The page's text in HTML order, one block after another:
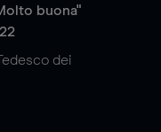
buona"
dei